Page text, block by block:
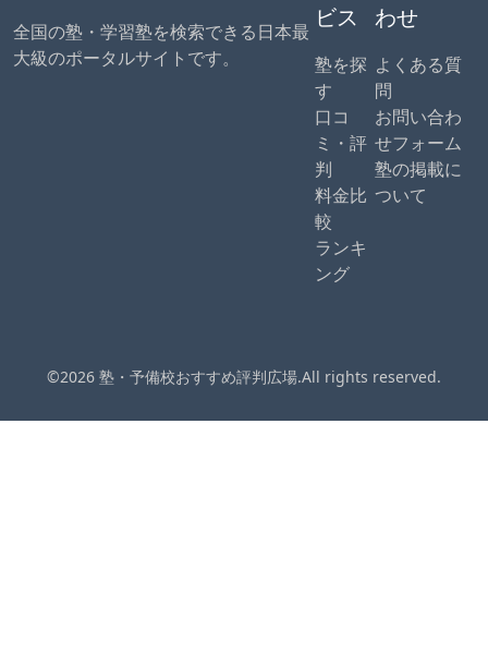
全国の塾・学習塾を検索できる日本最
大級のポータルサイトです。
ビス
塾を探
す
口コ
ミ・評
判
料金比
較
ランキ
ング
わせ
よくある質
問
お問い合わ
せフォーム
塾の掲載に
ついて
©2026 塾・予備校おすすめ評判広場.All rights reserved.